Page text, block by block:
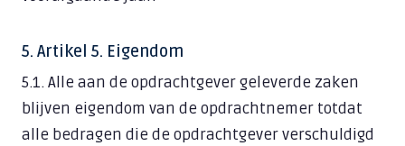
5. Artikel 5. Eigendom
5.1. Alle aan de opdrachtgever geleverde zaken
blijven eigendom van de opdrachtnemer totdat
alle bedragen die de opdrachtgever verschuldigd